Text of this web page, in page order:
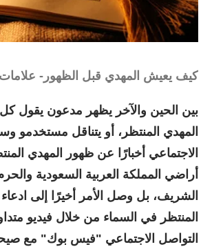
كيف يعيش المهدي قبل الظهور-
بين الحين والآخر يظهر مدعون يقول كل
المهدي المنتظر، أو يتناقل مستخدمو
الاجتماعي أخبارًا عن ظهور المهدي
أراضي المملكة العربية السعودية
الشريف، بل وصل الأمر أخيرًا إلى
المنتظر في السماء من خلال فيديو
التواصل الاجتماعي "فيس بوك" مع